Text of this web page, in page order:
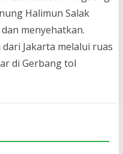
Halimun Salak
menyehatkan.
Jakarta melalui ruas
di Gerbang tol